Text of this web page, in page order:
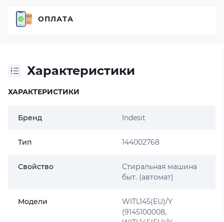
Характеристики
ХАРАКТЕРИСТИКИ
Бренд Indesit
Тип 144002768
Свойство
Стиральная машина
быт. (автомат)
Модели
WITL145(EU)/Y
(9145100008,
ОПЛАТА